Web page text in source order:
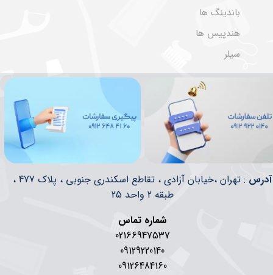
باندینگ ها
هندپیس ها
سیلر
​​آدرس
: تهران ،خیابان آزادی ، تقاطع اسکندری جنوبی ، پلاک 477 ،
طبقه 2 واحد 25
شماره تماس
02166947537
09129220140
09126484160